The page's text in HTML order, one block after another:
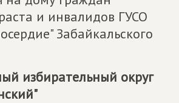
и инвалидов ГУСО
Забайкальского
избирательный округ